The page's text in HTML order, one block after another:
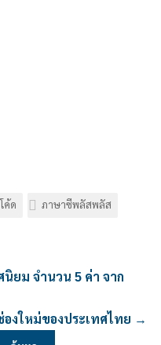
ค้ด ภาษาซีพลัสพลัส
ยม จำนวน 5 ค่า จาก
งใหม่ของประเทศไทย →